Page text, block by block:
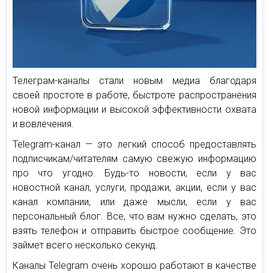
Телеграм-каналы стали новым медиа благодаря
своей простоте в работе, быстроте распространения
новой информации и высокой эффективности охвата
и вовлечения.
Telegram-канал — это легкий способ предоставлять
подписчикам/читателям самую свежую информацию
про что угодно. Будь-то новости, если у вас
новостной канал, услуги, продажи, акции, если у вас
канал компании, или даже мысли, если у вас
персональный блог. Все, что вам нужно сделать, это
взять телефон и отправить быстрое сообщение. Это
займет всего несколько секунд.
Каналы Telegram очень хорошо работают в качестве